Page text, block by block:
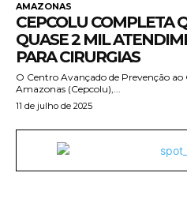
AMAZONAS
CEPCOLU COMPLETA
QUASE 2 MIL
PARA CIRURGIAS
O Centro Avançado de Prevenção ao
Amazonas (Cepcolu),...
11 de julho de 2025